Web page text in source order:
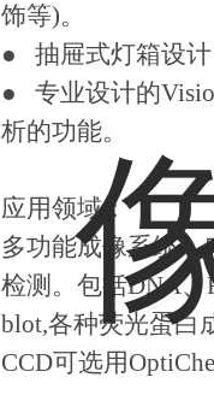
饰等)。
● 抽屉式灯箱设
● 专业设计的
析的功能。
应用领域：
多功能成像系统
检测。包括DNA、
blot,各种荧光蛋白
CCD可选用